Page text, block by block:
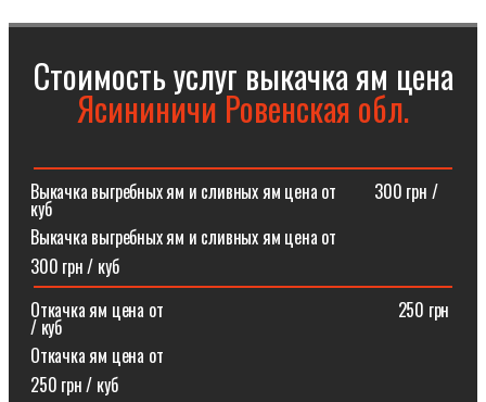
Стоимость услуг выкачка ям цена
Ясининичи Ровенская обл.
Выкачка выгребных ям и сливных ям цена от⠀⠀⠀300 грн /
куб
Выкачка выгребных ям и сливных ям цена от
300 грн / куб
Откачка ям цена от ⠀⠀⠀⠀⠀⠀⠀⠀⠀⠀⠀⠀⠀⠀⠀⠀⠀⠀250 грн
/ куб
Откачка ям цена от
250 грн / куб